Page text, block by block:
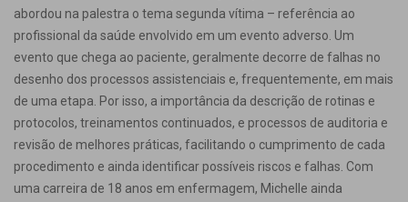
abordou na palestra o tema segunda vítima – referência ao
profissional da saúde envolvido em um evento adverso. Um
evento que chega ao paciente, geralmente decorre de falhas no
desenho dos processos assistenciais e, frequentemente, em mais
de uma etapa. Por isso, a importância da descrição de rotinas e
protocolos, treinamentos continuados, e processos de auditoria e
revisão de melhores práticas, facilitando o cumprimento de cada
procedimento e ainda identificar possíveis riscos e falhas. Com
uma carreira de 18 anos em enfermagem, Michelle ainda